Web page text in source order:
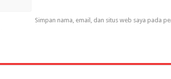
Simpan nama, email, dan situs web saya pada